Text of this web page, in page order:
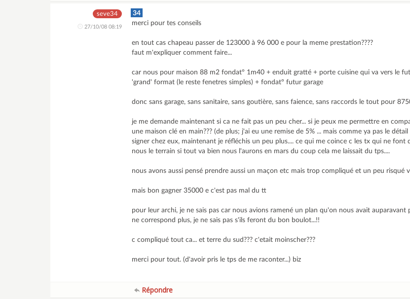
seve34
27/10/08 08:19
34
merci pour tes conseils
en tout cas chapeau passer de 123000 à 96 000 e pour la meme prestation????
faut m'expliquer comment faire...
car nous pour maison 88 m2 fondat° 1m40 + enduit gratté + porte cuisine qui va vers le
'grand' format (le reste fenetres simples) + fondat° futur garage
donc sans garage, sans sanitaire, sans goutière, sans faience, sans raccords le tout pour
je me demande maintenant si ca ne fait pas un peu cher... si je peux me permettre en
une maison clé en main??? (de plus; j'ai eu une remise de 5% ... mais comme ya pas le détail
signer chez eux, maintenant je réfléchis un peu plus.... ce qui me coince c les tx qui ne font
nous le terrain si tout va bien nous l'aurons en mars du coup cela me laissait du tps....
nous avons aussi pensé prendre aussi un maçon etc mais trop compliqué et un peu risqué
mais bon gagner 35000 e c'est pas mal du tt
pour leur archi, je ne sais pas car nous avions ramené un plan qu'on nous avait auparavant
ne correspond plus, je ne sais pas s'ils feront du bon boulot...!!
c compliqué tout ca... et terre du sud??? c'etait moinscher???
merci pour tout. (d'avoir pris le tps de me raconter...) biz
Répondre